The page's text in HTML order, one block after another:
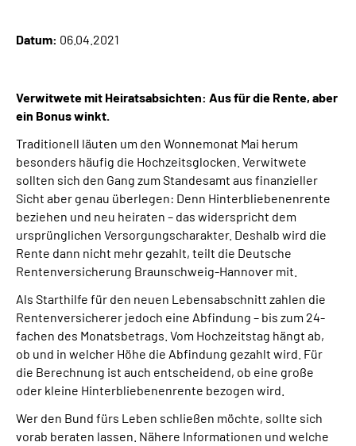
Leichte Sprache
Suche
Mein Kundenportal
Datum: 06.04.2021
Verwitwete mit Heiratsabsichten: Aus für die Rente, aber
ein Bonus winkt.
Traditionell läuten um den Wonnemonat Mai herum
besonders häufig die Hochzeitsglocken. Verwitwete
sollten sich den Gang zum Standesamt aus finanzieller
Sicht aber genau überlegen: Denn Hinterbliebenenrente
beziehen und neu heiraten – das widerspricht dem
ursprünglichen Versorgungscharakter. Deshalb wird die
Rente dann nicht mehr gezahlt, teilt die Deutsche
Rentenversicherung Braunschweig-Hannover mit.
Als Starthilfe für den neuen Lebensabschnitt zahlen die
Rentenversicherer jedoch eine Abfindung – bis zum 24-
fachen des Monatsbetrags. Vom Hochzeitstag hängt ab,
ob und in welcher Höhe die Abfindung gezahlt wird. Für
die Berechnung ist auch entscheidend, ob eine große
oder kleine Hinterbliebenenrente bezogen wird.
Wer den Bund fürs Leben schließen möchte, sollte sich
vorab beraten lassen. Nähere Informationen und welche